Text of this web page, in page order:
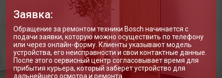
Замена ТЭН посудомоечной
машины Bosch
Ремонт/замена датчика
температуры
от 1590 ₽ Заказать
Замена замка посудомоечной
машины Bosch
от 1600 ₽ Заказать
Ремонт электропроводки от 1250 ₽ Заказать
Заявка:
Обращение за ремонтом техники Bosch начинается с
подачи заявки, которую можно осуществить по телефону
или через онлайн-форму. Клиенты указывают модель
устройства, его неисправности и свои контактные данные.
После этого сервисный центр согласовывает время для
прибытия курьера, который заберет устройство для
дальнейшего осмотра и ремонта.